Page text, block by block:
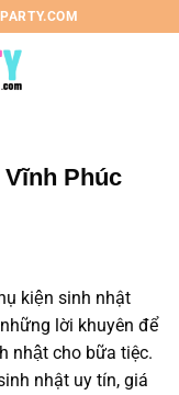
Phúc
kiện sinh nhật
lời khuyên để
nhật cho bữa tiệc.
nhật uy tín, giá